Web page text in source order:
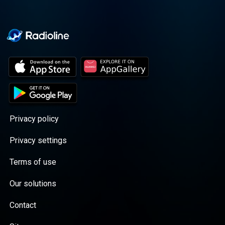
Privacy policy
Privacy settings
Terms of use
Our solutions
Contact